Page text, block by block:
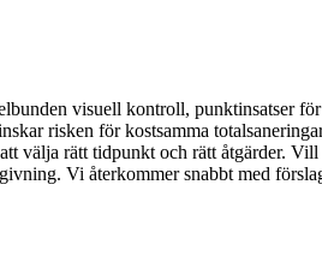
visuell kontroll, punktinsatser
risken för kostsamma
välja rätt tidpunkt och rätt åtgärder.
Vi återkommer snabbt med